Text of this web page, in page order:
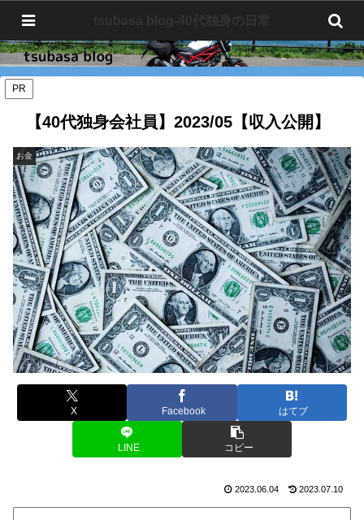
PR
【40代独身会社員】2023/05【収入公開】
お金
X Facebook はてブ
LINE コピー
2023.06.04 2023.07.10